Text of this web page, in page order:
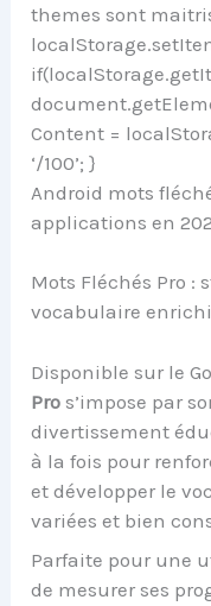
themes sont
Content =
‘/100’; }
Android mots
applications en
Mots Fléchés Pro
vocabulaire enrichi
Disponible sur le
Pro s’impose par
divertissement
à la fois pour
et développer le
variées et bien
Parfaite pour une
de mesurer ses